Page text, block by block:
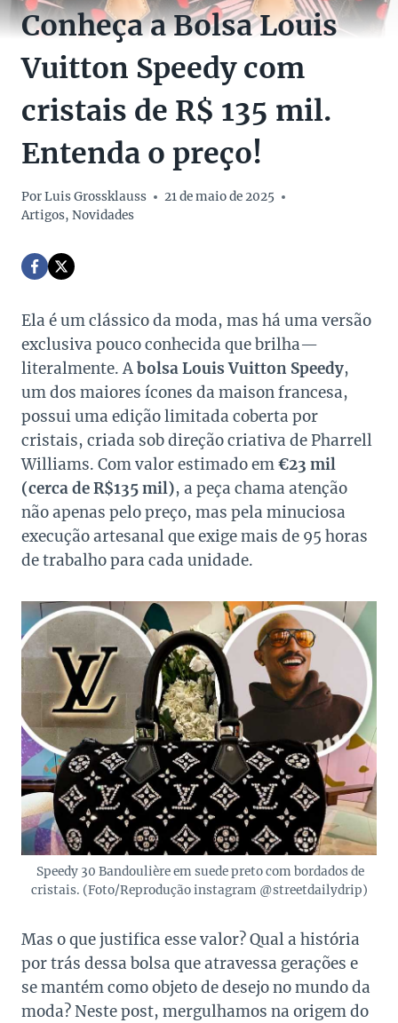
Conheça a Bolsa Louis
Vuitton Speedy com
cristais de R$ 135 mil.
Entenda o preço!
PorLuis Grossklauss
21 de maio de 2025
Artigos, Novidades
Ela é um clássico da moda, mas há uma versão
exclusiva pouco conhecida que brilha—
literalmente. Abolsa Louis Vuitton Speedy,
um dos maiores ícones da maison francesa,
possui uma edição limitada coberta por
cristais, criada sob direção criativa de Pharrell
Williams. Com valor estimado em€23 mil
(cerca de R$135 mil), a peça chama atenção
não apenas pelo preço, mas pela minuciosa
execução artesanal que exige mais de 95 horas
de trabalho para cada unidade.
Speedy 30 Bandoulière em suede preto com bordados de
cristais. (Foto/Reprodução instagram @streetdailydrip)
Mas o que justifica esse valor? Qual a história
por trás dessa bolsa que atravessa gerações e
se mantém como objeto de desejo no mundo da
moda? Neste post, mergulhamos na origem do